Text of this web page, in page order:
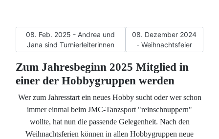
Vorheriger Beitrag: 08. Feb. 2025 - Andrea und Jana sind
08. Feb. 2025 - Andrea und
Jana sind Turnierleiterinnen
Nächster Beitrag: 08.
08. Dezember 2024
- Weihnachtsfeier
Zum Jahresbeginn 2025 Mitglied in
einer der Hobbygruppen werden
Wer zum Jahresstart ein neues Hobby sucht oder wer schon
immer einmal beim JMC-Tanzsport "reinschnuppern"
wollte, hat nun die passende Gelegenheit. Nach den
Weihnachtsferien können in allen Hobbygruppen neue